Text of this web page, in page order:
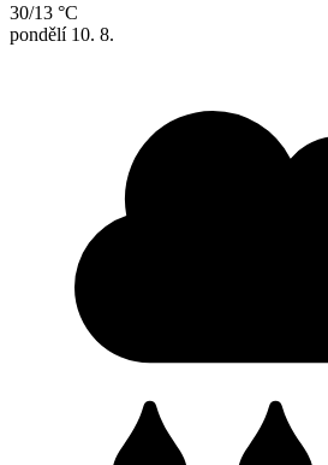
30/13 °C
pondělí 10. 8.